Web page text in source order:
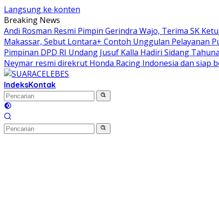
Langsung ke konten
Breaking News
Andi Rosman Resmi Pimpin Gerindra Wajo, Terima SK
Makassar, Sebut Lontara+ Contoh Unggulan Pelayanan
Pimpinan DPD RI Undang Jusuf Kalla Hadiri Sidang
Neymar resmi direkrut Honda Racing Indonesia dan siap
IndeksKontak